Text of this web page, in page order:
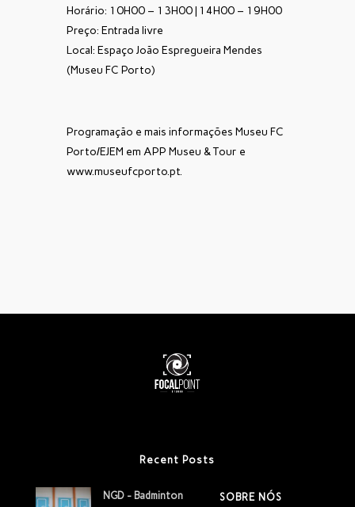
Horário: 10H00 – 13H00 | 14H00 – 19H00
Preço: Entrada livre
Local: Espaço João Espregueira Mendes
(Museu FC Porto)
Programação e mais informações Museu FC
Porto/EJEM em APP Museu & Tour e
www.museufcporto.pt.
Recent Posts
NGD - Badminton SOBRE NÓS